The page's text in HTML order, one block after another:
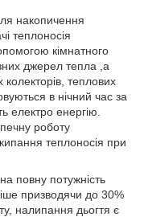
накопичення
теплоносія
кімнатного
джерел тепла ,а
теплових
в нічний час за
електро енергію.
роботу
теплоносія при
повну потужність
призводячи до 30%
налипання дьогтя є